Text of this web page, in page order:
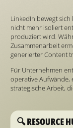
LinkedIn bewegt
nicht mehr isoliert
produziert wird.
Zusammenarbeit
generierter Content
Für Unternehmen
operative Aufwände,
strategische Arbeit,
🔍 RESOURCE